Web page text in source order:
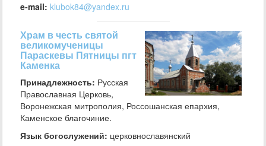
e-mail: klubok84@yandex.ru
Храм в честь святой
великомученицы
Параскевы Пятницы пгт
Каменка
Принадлежность: Русская
Православная Церковь,
Воронежская митрополия, Россошанская епархия,
Каменское благочиние.
Язык богослужений: церковнославянский